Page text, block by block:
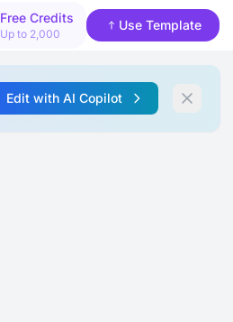
Free Credits
Up to 2,000
Use Template
Edit with AI Copilot